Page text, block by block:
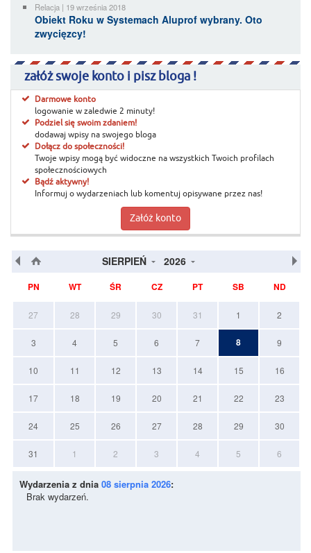
Relacja | 19 września 2018
Obiekt Roku w Systemach Aluprof wybrany. Oto
zwycięzcy!
załóż swoje konto i pisz bloga !
Darmowe konto
logowanie w zaledwie 2 minuty!
Podziel się swoim zdaniem!
dodawaj wpisy na swojego bloga
Dołącz do społeczności!
Twoje wpisy mogą być widoczne na wszystkich Twoich profilach
społecznościowych
Bądź aktywny!
Informuj o wydarzeniach lub komentuj opisywane przez nas!
Załóż konto
SIERPIEŃ 2026
PN WT ŚR CZ PT SB ND
27 28 29 30 31 1 2
3 4 5 6 7 8 9
10 11 12 13 14 15 16
17 18 19 20 21 22 23
24 25 26 27 28 29 30
31 1 2 3 4 5 6
Wydarzenia z dnia 08 sierpnia 2026:
Brak wydarzeń.